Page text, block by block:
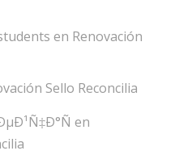
en Renovación
Sello Reconcilia
en